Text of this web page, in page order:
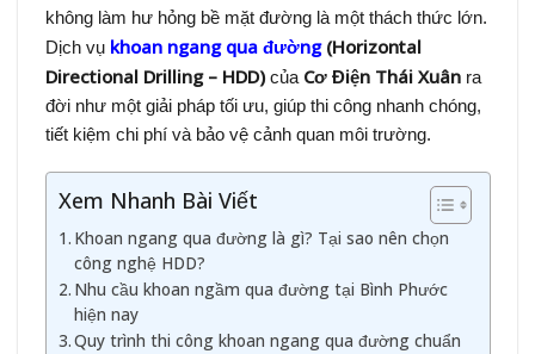
không làm hư hỏng bề mặt đường là một thách thức lớn.
Dịch vụ khoan ngang qua đường(Horizontal
Directional Drilling – HDD)của Cơ Điện Thái Xuânra
đời như một giải pháp tối ưu, giúp thi công nhanh chóng,
tiết kiệm chi phí và bảo vệ cảnh quan môi trường.
Xem Nhanh Bài Viết
Khoan ngang qua đường là gì? Tại sao nên chọn
công nghệ HDD?
Nhu cầu khoan ngầm qua đường tại Bình Phước
hiện nay
Quy trình thi công khoan ngang qua đường chuẩn